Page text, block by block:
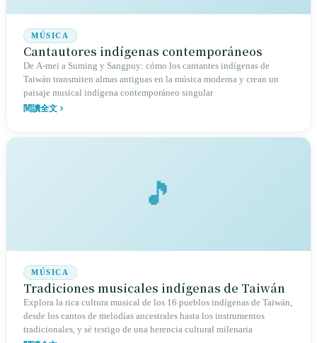
MÚSICA
Cantautores indígenas contemporáneos
De A-mei a Suming y Sangpuy: cómo los cantantes indígenas de
Taiwán transmiten almas antiguas en la música moderna y crean un
paisaje musical indígena contemporáneo singular
閱讀全文
🎵
MÚSICA
Tradiciones musicales indígenas de Taiwán
Explora la rica cultura musical de los 16 pueblos indígenas de Taiwán,
desde los cantos de melodías ancestrales hasta los instrumentos
tradicionales, y sé testigo de una herencia cultural milenaria